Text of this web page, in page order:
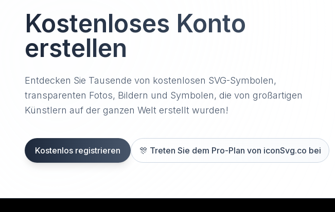
Kostenloses Konto
erstellen
Entdecken Sie Tausende von kostenlosen SVG-Symbolen,
transparenten Fotos, Bildern und Symbolen, die von großartigen
Künstlern auf der ganzen Welt erstellt wurden!
Kostenlos registrieren 🎊 Treten Sie dem Pro-Plan von iconSvg.co bei